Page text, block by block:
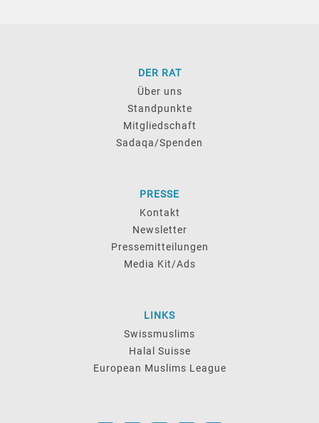
DER RAT
Über uns
Standpunkte
Mitgliedschaft
Sadaqa/Spenden
PRESSE
Kontakt
Newsletter
Pressemitteilungen
Media Kit/Ads
LINKS
Swissmuslims
Halal Suisse
European Muslims League